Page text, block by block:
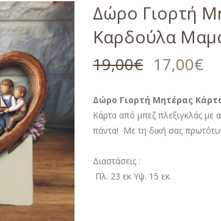
Δώρο Γιορτή
Καρδούλα
19,00€ 17,00€
Δώρο Γιορτή Μητέρας
Κάρτα από μπεζ πλεξιγκλάς με
πάντα! Με τη δική σας
Διαστάσεις :
Πλ. 23 εκ Υψ. 15 εκ.